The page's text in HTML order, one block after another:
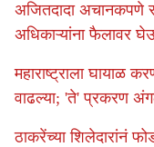
अजितदादा अचानकपणे
अधिकाऱ्यांना फैलावर
महाराष्ट्राला घायाळ
वाढल्या; 'ते' प्रकरण
ठाकरेंच्या शिलेदारांनं